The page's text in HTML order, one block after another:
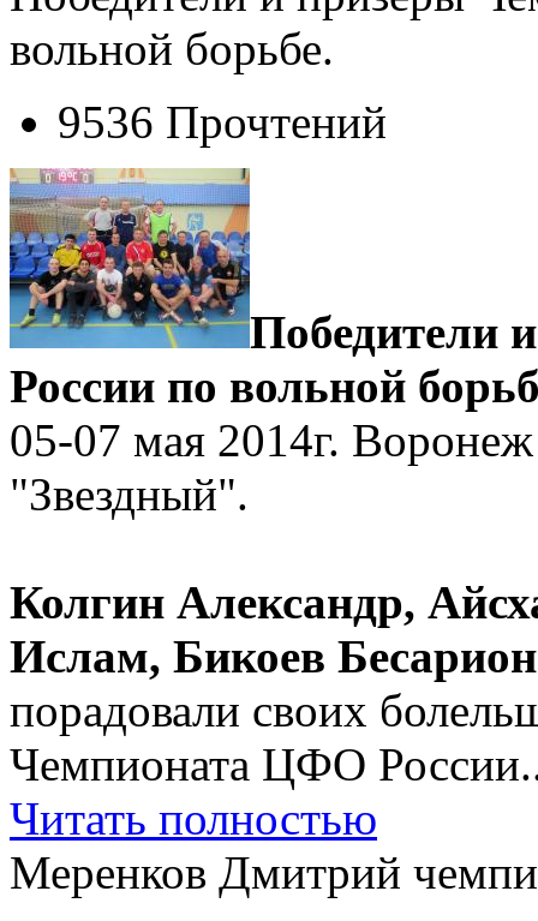
вольной борьбе.
9536 Прочтений
Победители
России по вольной
05-07 мая 2014г.
"Звездный".
Колгин Александр,
Ислам, Бикоев
порадовали своих
Чемпионата ЦФО
Читать полностью
Меренков Дмитрий